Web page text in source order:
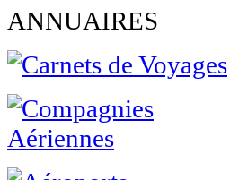
ANNUAIRES